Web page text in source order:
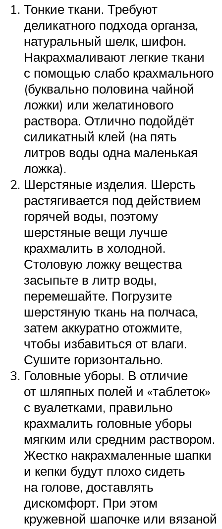
Тонкие ткани. Требуют
деликатного подхода органза,
натуральный шелк, шифон.
Накрахмаливают легкие ткани
с помощью слабо крахмального
(буквально половина чайной
ложки) или желатинового
раствора. Отлично подойдёт
силикатный клей (на пять
литров воды одна маленькая
ложка).
Шерстяные изделия. Шерсть
растягивается под действием
горячей воды, поэтому
шерстяные вещи лучше
крахмалить в холодной.
Столовую ложку вещества
засыпьте в литр воды,
перемешайте. Погрузите
шерстяную ткань на полчаса,
затем аккуратно отожмите,
чтобы избавиться от влаги.
Сушите горизонтально.
Головные уборы. В отличие
от шляпных полей и «таблеток»
с вуалетками, правильно
крахмалить головные уборы
мягким или средним раствором.
Жестко накрахмаленные шапки
и кепки будут плохо сидеть
на голове, доставлять
дискомфорт. При этом
кружевной шапочке или вязаной